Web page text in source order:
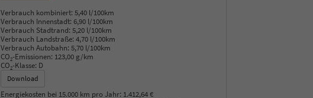
Verbrauch kombiniert: 5,40 l/100km
Verbrauch Innenstadt: 6,90 l/100km
Verbrauch Stadtrand: 5,20 l/100km
Verbrauch Landstraße: 4,70 l/100km
Verbrauch Autobahn: 5,70 l/100km
CO2-Emissionen: 123,00 g/km
CO2-Klasse: D
Download
Energiekosten bei 15.000 km pro Jahr: 1.412,64 €